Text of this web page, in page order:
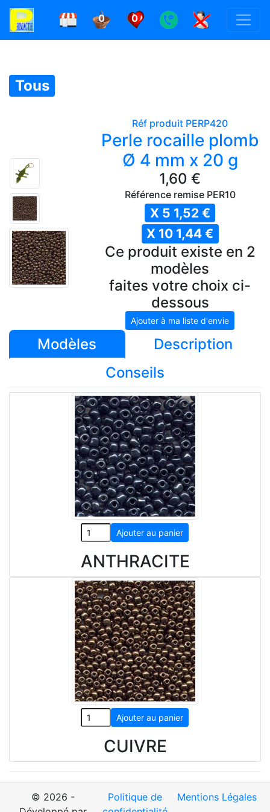
0 0
Tous
Réf produit PERP420
Perle rocaille plomb
Ø 4 mm x 20 g
1,60 €
Référence remise PER10
X 5 1,52 €
X 10 1,44 €
Ce produit existe en 2
modèles
faites votre choix ci-
dessous
Modèles
Description
Conseils
ANTHRACITE
CUIVRE
© 2026 -
Politique de
Mentions Légales